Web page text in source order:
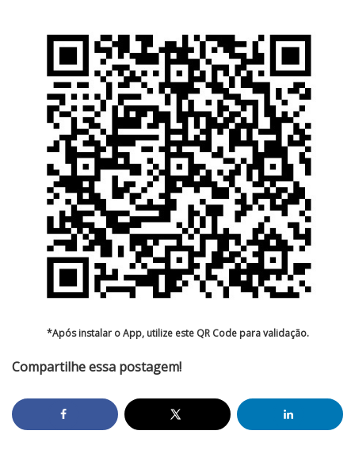
*Após instalar o App, utilize este QR Code para validação.
Compartilhe essa postagem!